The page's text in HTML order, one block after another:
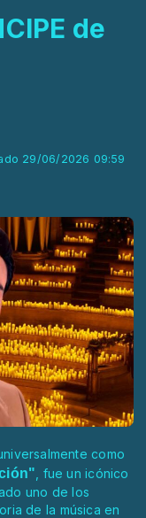
de
29/06/2026 09:59
como
, fue un icónico
uno de los
de la música en